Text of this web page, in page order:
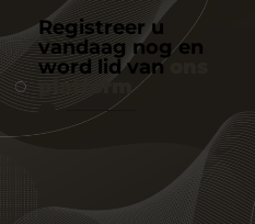
Registreer u
vandaag nog en
word lid van
platform